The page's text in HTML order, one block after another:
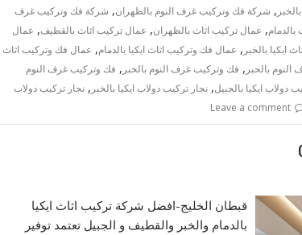
, شركة فك وتركيب غرف النوم بالظهران, شركة فك وتركيب غرف
, عمال تركيب اثاث بالظهران, عمال تركيب اثاث بالقطيف, عمال
ايكيا بالخبر , عمال فك وتركيب اثاث ايكيا بالدمام, عمال فك وتركيب اثاث
بالحبر , فك وتركيب غرف النوم بالخبر , فك وتركيب غرف النوم
دولاب ايكيا بالجبيل, نجار تركيب دولاب ايكيا بالخبر , نجار تركيب دولاب
Leave a comment
قبطان الخليج-افضل شركة تركيب اثاث ايكيا
بالدمام والخبر والقطيف و الجبيل تعتمد توفير